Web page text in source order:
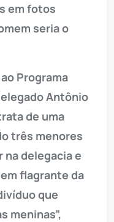
em fotos
seria o
Programa
Antônio
de uma
três menores
na delegacia e
flagrante da
que
meninas”,